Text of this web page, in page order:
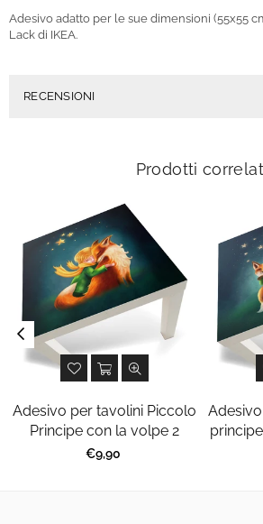
Adesivo adatto per le sue dimensioni (55x55
Lack di IKEA.
RECENSIONI
Prodotti
Adesivo per tavolini Piccolo
Principe con la volpe 2
Prezzo
€9,90